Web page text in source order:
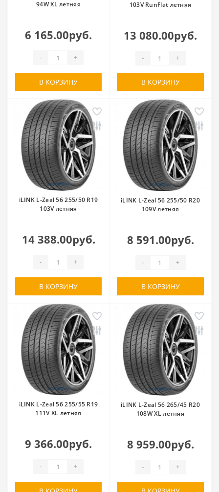
94W XL летняя
6 165.00руб.
- +
В КОРЗИНУ
103V RunFlat летняя
13 080.00руб.
- +
В КОРЗИНУ
iLINK L-Zeal 56 255/50 R19
103V летняя
14 388.00руб.
- +
В КОРЗИНУ
iLINK L-Zeal 56 255/50 R20
109V летняя
8 591.00руб.
- +
В КОРЗИНУ
iLINK L-Zeal 56 255/55 R19
111V XL летняя
9 366.00руб.
- +
iLINK L-Zeal 56 265/45 R20
108W XL летняя
8 959.00руб.
- +